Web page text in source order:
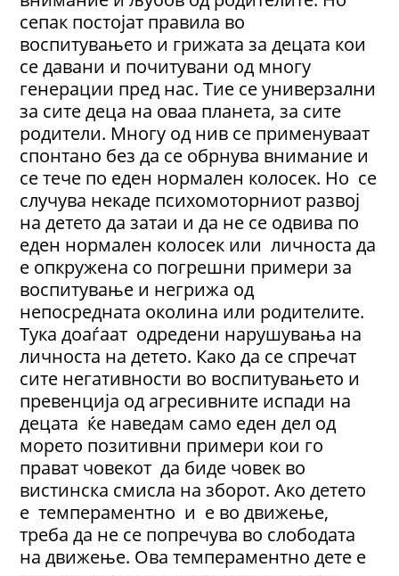
сепак постојат правила во
воспитувањето и грижата за децата кои
се давани и почитувани од многу
генерации пред нас. Тие се универзални
за сите деца на оваа планета, за сите
родители. Многу од нив се применуваат
спонтано без да се обрнува внимание и
се тече по еден нормален колосек. Но се
случува некаде психомоторниот развој
на детето да затаи и да не се одвива по
еден нормален колосек или личноста да
е опкружена со погрешни примери за
воспитување и негрижа од
непосредната околина или родителите.
Тука доаѓаат одредени нарушувања на
личноста на детето. Како да се спречат
сите нeгативнoсти во воспитувањето и
превенција од агресивните испади на
децата ќе наведам само еден дел од
морето позитивни примери кои го
прават човекот да биде човек во
вистинска смисла на зборот. Ако детето
е темпераментно и е во движење,
треба да не се попречува во слободата
на движење. Ова темпераментно дете е